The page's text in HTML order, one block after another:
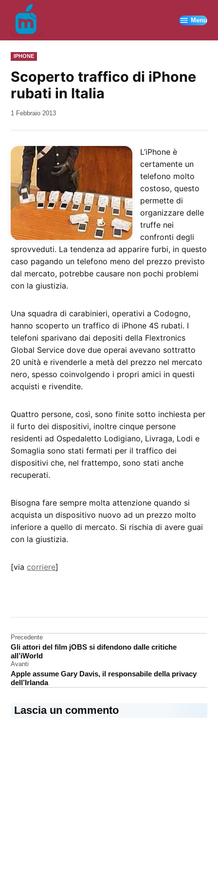
contenuto
Menu
PUBBLICATO
IN
IPHONE
Scoperto traffico di iPhone
rubati in Italia
da
1 Febbraio 2013
L’iPhone è
certamente un
telefono molto
costoso, questo
permette di
organizzare delle
truffe nei
confronti degli
sprovveduti. La tendenza ad apparire furbi, in questo
caso pagando un telefono meno del prezzo previsto
dal mercato, potrebbe causare non pochi problemi
con la giustizia.
Una squadra di carabinieri, operativi a Codogno,
hanno scoperto un traffico di iPhone 4S rubati. I
telefoni sparivano dai depositi della Flextronics
Global Service dove due operai avevano sottratto
20 unità e rivenderle a metà del prezzo nel mercato
nero, spesso coinvolgendo i propri amici in questi
acquisti e rivendite.
Quattro persone, così, sono finite sotto inchiesta per
il furto dei dispositivi, inoltre cinque persone
residenti ad Ospedaletto Lodigiano, Livraga, Lodi e
Somaglia sono stati fermati per il traffico dei
dispositivi che, nel frattempo, sono stati anche
recuperati.
Bisogna fare sempre molta attenzione quando si
acquista un dispositivo nuovo ad un prezzo molto
inferiore a quello di mercato. Si rischia di avere guai
con la giustizia.
[via corriere]
Navigazione
articoli
Precedente
Gli attori del film jOBS si difendono dalle critiche
all’iWorld
Avanti
Apple assume Gary Davis, il responsabile della privacy
dell’Irlanda
Lascia un commento